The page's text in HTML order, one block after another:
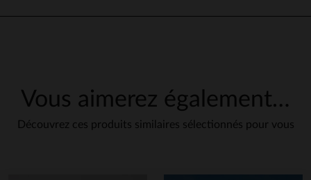
Vous aimerez également…
Découvrez ces produits similaires sélectionnés pour vous